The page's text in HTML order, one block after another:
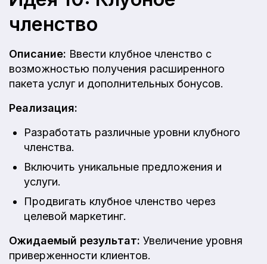
членство
Описание: Ввести клубное членство с
возможностью получения расширенного
пакета услуг и дополнительных бонусов.
Реализация:
Разработать различные уровни клубного
членства.
Включить уникальные предложения и
услуги.
Продвигать клубное членство через
целевой маркетинг.
Ожидаемый результат: Увеличение уровня
приверженности клиентов.